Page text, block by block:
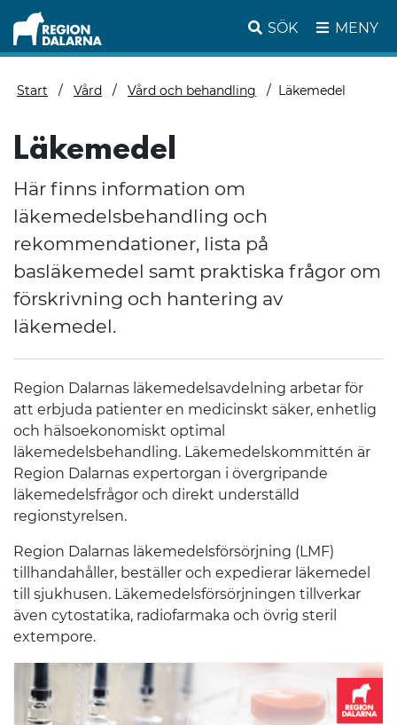
SÖK MENY
Start Vård Vård och behandling Läkemedel
Läkemedel
Här finns information om
läkemedelsbehandling och
rekommendationer, lista på
basläkemedel samt praktiska frågor om
förskrivning och hantering av
läkemedel.
Region Dalarnas läkemedelsavdelning arbetar för
att erbjuda patienter en medicinskt säker, enhetlig
och hälsoekonomiskt optimal
läkemedelsbehandling. Läkemedelskommittén är
Region Dalarnas expertorgan i övergripande
läkemedelsfrågor och direkt underställd
regionstyrelsen.
Region Dalarnas läkemedelsförsörjning (LMF)
tillhandahåller, beställer och expedierar läkemedel
till sjukhusen. Läkemedelsförsörjningen tillverkar
även cytostatika, radiofarmaka och övrig steril
extempore.